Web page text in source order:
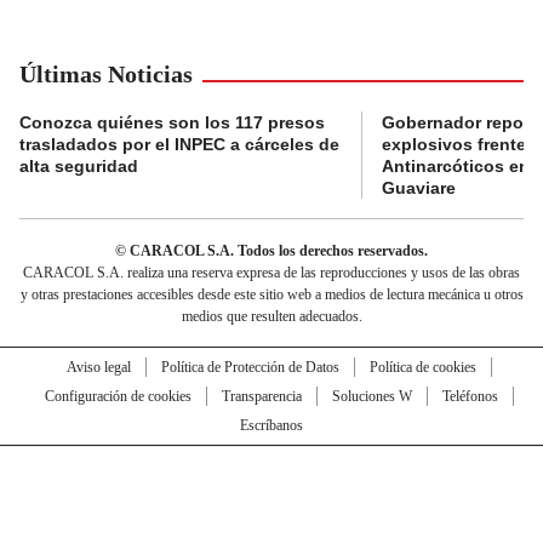
Últimas Noticias
Conozca quiénes son los 117 presos
trasladados por el INPEC a cárceles de
alta seguridad
Gobernador
explosivos frente a
Antinarcóticos en
Guaviare
© CARACOL S.A. Todos los derechos reservados.
CARACOL S.A. realiza una reserva expresa de las reproducciones y usos de las obras
y otras prestaciones accesibles desde este sitio web a medios de lectura mecánica u otros
medios que resulten adecuados.
Aviso legal Política de Protección de Datos
Política de cookies
Configuración de cookies
Transparencia Soluciones W
Teléfonos
Escríbanos